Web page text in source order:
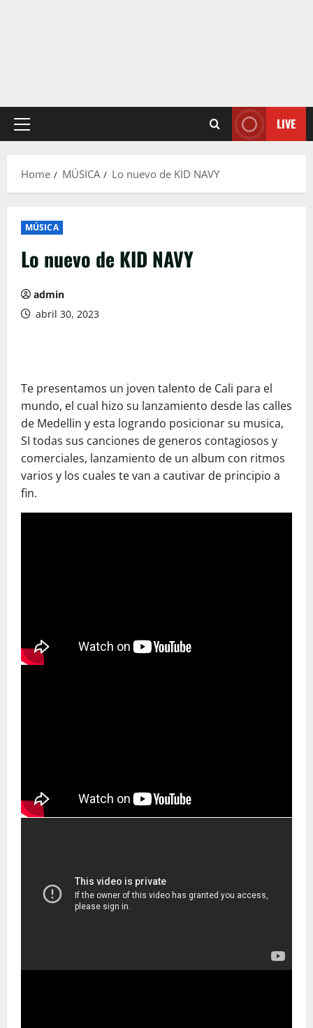
Primary
LIVE
Home MÚSICA Lo nuevo de KID NAVY
MÚSICA
Lo nuevo de KID NAVY
admin
abril 30, 2023
Te presentamos un joven talento de Cali para el
mundo, el cual hizo su lanzamiento desde las calles
de Medellin y esta logrando posicionar su musica,
SI todas sus canciones de generos contagiosos y
comerciales, lanzamiento de un album con ritmos
varios y los cuales te van a cautivar de principio a
fin.